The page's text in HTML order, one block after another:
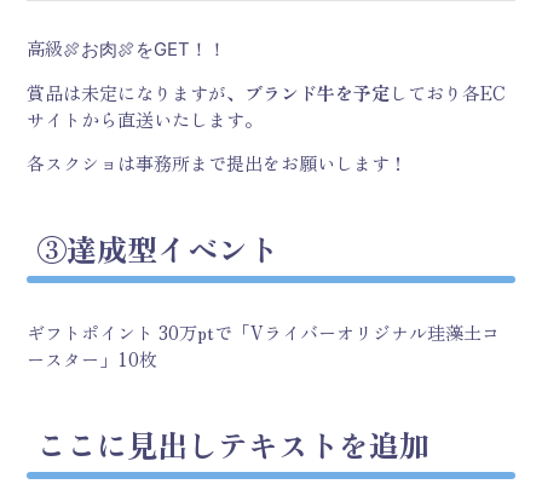
高級🍖お肉🍖をGET！！
賞品は未定になりますが、 ブランド牛を予定しており各EC
サイトから直送いたします。
各スクショは事務所まで提出をお願いします！
③達成型イベント
ギフトポイント 30万ptで「Vライバーオリジナル珪藻土コ
ースター」10枚
ここに見出しテキストを追加